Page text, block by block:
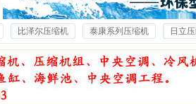
比泽尔压缩机 泰康系列压缩机 日立
雪梅压缩机 雪鹰压缩机 博客压缩机